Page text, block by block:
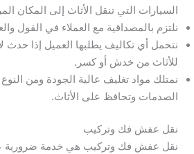
السيارات التي تنقل الأثاث إلى المكان
نلتزم بالمصداقية مع العملاء في القول
نتحمل أي تكاليف يطلبها العميل إذا حدث
للأثاث من خدش أو كسر.
نمتلك مواد تغليف عالية الجودة ومن
الصدمات وتحافظ على الأثاث.
نقل عفش فك وتركيب
نقل عفش فك وتركيب هي خدمة ضرورية